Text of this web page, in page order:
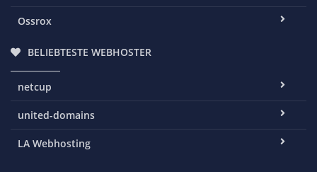
Ossrox
BELIEBTESTE WEBHOSTER
netcup
united-domains
LA Webhosting